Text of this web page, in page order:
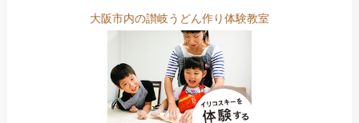
大阪市内の讃岐うどん作り体験教室